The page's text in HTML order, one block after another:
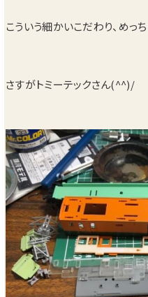
こういう細かいこだわり、めっち
さすがトミーテックさん(^^)/